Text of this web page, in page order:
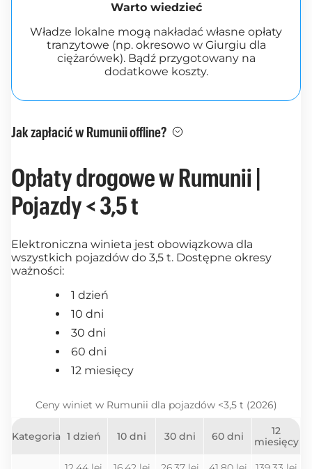
Warto wiedzieć
Władze lokalne mogą nakładać własne opłaty
tranzytowe (np. okresowo w Giurgiu dla
ciężarówek). Bądź przygotowany na
dodatkowe koszty.
Jak zapłacić w Rumunii offline?
Opłaty drogowe w Rumunii |
Pojazdy < 3,5 t
Elektroniczna winieta jest obowiązkowa dla
wszystkich pojazdów do 3,5 t. Dostępne okresy
ważności:
1 dzień
10 dni
30 dni
60 dni
12 miesięcy
Ceny winiet w Rumunii dla pojazdów <3,5 t (2026)
Kategoria 1 dzień 10 dni 30 dni 60 dni
12
miesięcy